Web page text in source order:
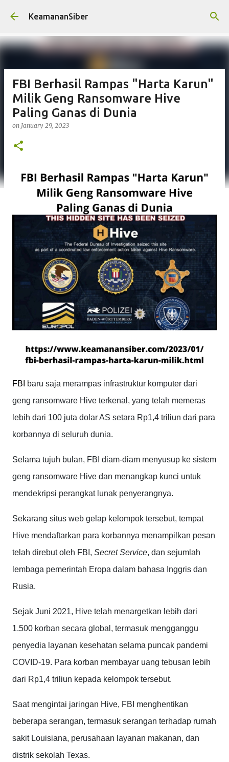
Skip to main content
KeamananSiber
FBI Berhasil Rampas "Harta Karun"
Milik Geng Ransomware Hive
Paling Ganas di Dunia
on January 29, 2023
FBI
baru saja merampas infrastruktur komputer dari
geng ransomware Hive terkenal, yang telah memeras
lebih dari 100 juta dolar AS setara Rp1,4 triliun dari para
korbannya di seluruh dunia.
Selama tujuh bulan, FBI diam-diam menyusup ke sistem
geng ransomware Hive dan menangkap kunci untuk
mendekripsi perangkat lunak penyerangnya.
Sekarang situs web gelap kelompok tersebut, tempat
Hive mendaftarkan para korbannya menampilkan pesan
telah direbut oleh FBI, Secret Service, dan sejumlah
lembaga pemerintah Eropa dalam bahasa Inggris dan
Rusia.
Sejak Juni 2021, Hive telah menargetkan lebih dari
1.500 korban secara global, termasuk mengganggu
penyedia layanan kesehatan selama puncak pandemi
COVID-19. Para korban membayar uang tebusan lebih
dari Rp1,4 triliun kepada kelompok tersebut.
Saat mengintai jaringan Hive, FBI menghentikan
beberapa serangan, termasuk serangan terhadap rumah
sakit Louisiana, perusahaan layanan makanan, dan
distrik sekolah Texas.